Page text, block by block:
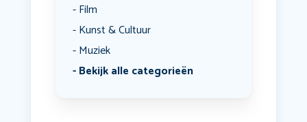
Film
Kunst & Cultuur
Muziek
Bekijk alle categorieën